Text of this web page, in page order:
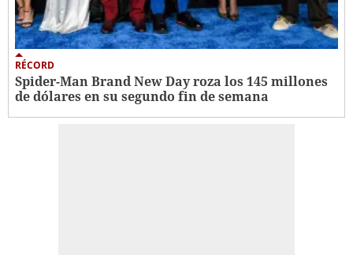
RÉCORD
Spider-Man Brand New Day roza los 145 millones
de dólares en su segundo fin de semana